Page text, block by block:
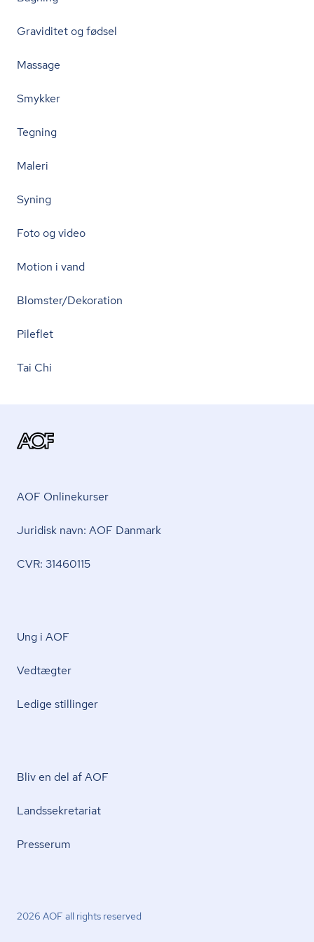
Graviditet og fødsel
Massage
Smykker
Tegning
Maleri
Syning
Foto og video
Motion i vand
Blomster/Dekoration
Pileflet
Tai Chi
AOF Onlinekurser
Juridisk navn: AOF Danmark
CVR: 31460115
Ung i AOF
Vedtægter
Ledige stillinger
Bliv en del af AOF
Lands­se­kre­ta­ri­at
Presserum
2026 AOF all rights reserved